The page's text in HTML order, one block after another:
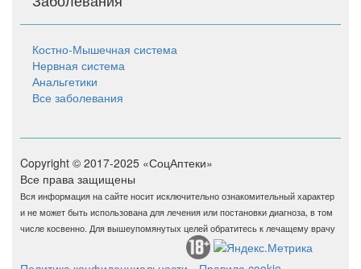
Костно-Мышечная система
Нервная система
Анальгетики
Все заболевания
Copyright © 2017-2025 «СоцАптеки»
Все права защищены
Вся информация на сайте носит исключительно ознакомительный характер
и не может быть использована для лечения или постановки диагноза, в том
числе косвенно. Для вышеупомянутых целей обратитесь к лечащему врачу